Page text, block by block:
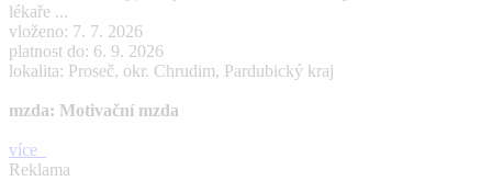
lékaře ...
vloženo: 7. 7. 2026
platnost do: 6. 9. 2026
lokalita: Proseč, okr. Chrudim, Pardubický kraj
mzda: Motivační mzda
více
Reklama